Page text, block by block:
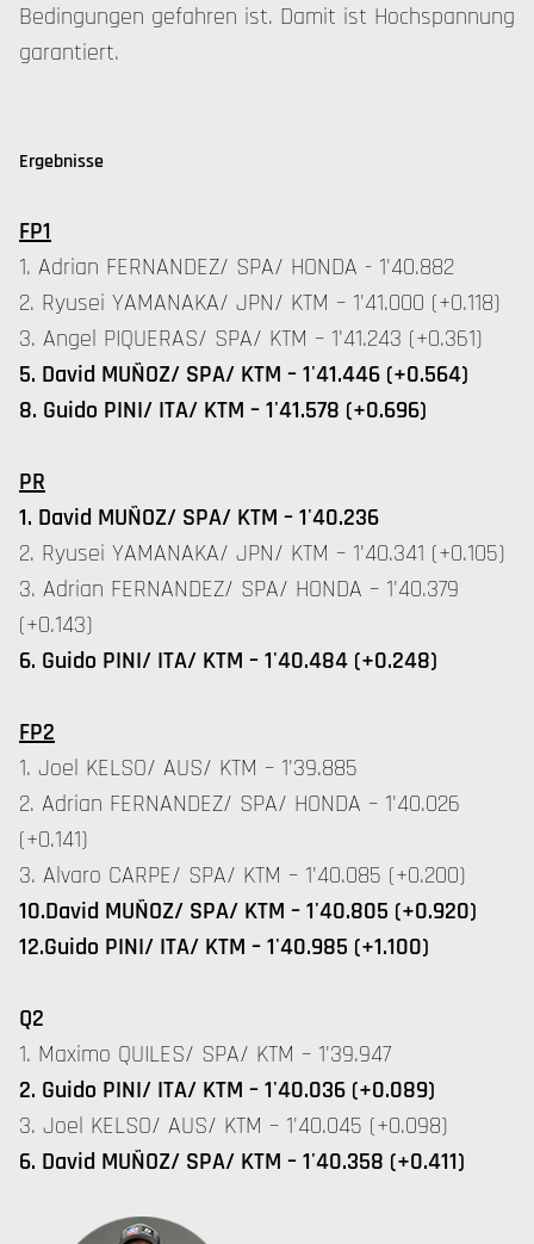
Bedingungen gefahren ist. Damit ist Hochspannung
garantiert.
Ergebnisse
FP1
1. Adrian FERNANDEZ/ SPA/ HONDA - 1'40.882
2. Ryusei YAMANAKA/ JPN/ KTM – 1'41.000 (+0.118)
3. Angel PIQUERAS/ SPA/ KTM – 1'41.243 (+0.361)
5. David MUÑOZ/ SPA/ KTM – 1'41.446 (+0.564)
8. Guido PINI/ ITA/ KTM – 1'41.578 (+0.696)
PR
1. David MUÑOZ/ SPA/ KTM – 1'40.236
2. Ryusei YAMANAKA/ JPN/ KTM – 1'40.341 (+0.105)
3. Adrian FERNANDEZ/ SPA/ HONDA – 1'40.379
(+0.143)
6. Guido PINI/ ITA/ KTM – 1'40.484 (+0.248)
FP2
1. Joel KELSO/ AUS/ KTM – 1'39.885
2. Adrian FERNANDEZ/ SPA/ HONDA – 1'40.026
(+0.141)
3. Alvaro CARPE/ SPA/ KTM – 1'40.085 (+0.200)
10.David MUÑOZ/ SPA/ KTM – 1'40.805 (+0.920)
12.Guido PINI/ ITA/ KTM – 1'40.985 (+1.100)
Q2
1. Maximo QUILES/ SPA/ KTM – 1'39.947
2. Guido PINI/ ITA/ KTM – 1'40.036 (+0.089)
3. Joel KELSO/ AUS/ KTM – 1'40.045 (+0.098)
6. David MUÑOZ/ SPA/ KTM – 1'40.358 (+0.411)